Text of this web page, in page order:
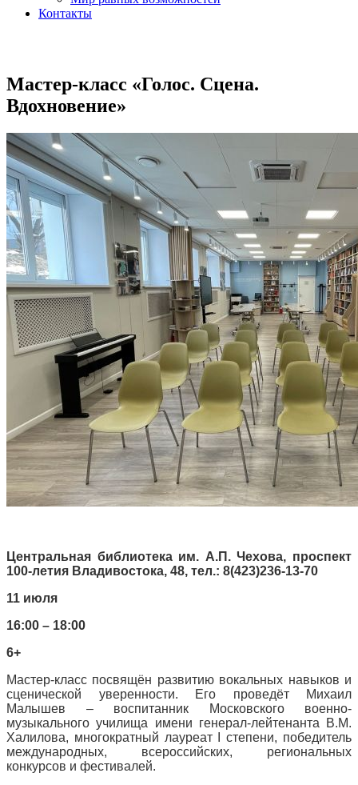
Контакты
Мастер-класс «Голос. Сцена.
Вдохновение»
Центральная библиотека им. А.П. Чехова, проспект
100-летия Владивостока, 48, тел.: 8(423)236-13-70
11 июля
16:00 – 18:00
6+
Мастер-класс посвящён развитию вокальных навыков и
сценической уверенности. Его проведёт Михаил
Малышев – воспитанник Московского военно-
музыкального училища имени генерал-лейтенанта В.М.
Халилова, многократный лауреат I степени, победитель
международных, всероссийских, региональных
конкурсов и фестивалей.